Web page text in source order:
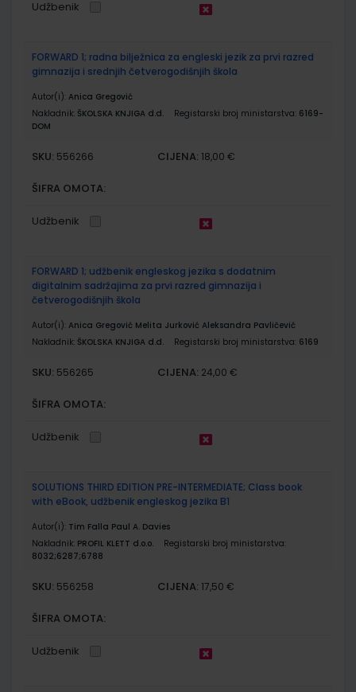
Udžbenik
FORWARD 1; radna bilježnica za engleski jezik za prvi razred
gimnazija i srednjih četverogodišnjih škola
Autor(i): Anica Gregović
Nakladnik: ŠKOLSKA KNJIGA d.d. Registarski broj ministarstva: 6169-
DOM
SKU: 556266 CIJENA: 18,00 €
ŠIFRA OMOTA:
Udžbenik
FORWARD 1; udžbenik engleskog jezika s dodatnim
digitalnim sadržajima za prvi razred gimnazija i
četverogodišnjih škola
Autor(i): Anica Gregović Melita Jurković Aleksandra Pavličević
Nakladnik: ŠKOLSKA KNJIGA d.d. Registarski broj ministarstva: 6169
SKU: 556265 CIJENA: 24,00 €
ŠIFRA OMOTA:
Udžbenik
SOLUTIONS THIRD EDITION PRE-INTERMEDIATE; Class book
with eBook, udžbenik engleskog jezika B1
Autor(i): Tim Falla Paul A. Davies
Nakladnik: PROFIL KLETT d.o.o.
Registarski broj ministarstva:
8032;6287;6788
SKU: 556258 CIJENA: 17,50 €
ŠIFRA OMOTA:
Udžbenik